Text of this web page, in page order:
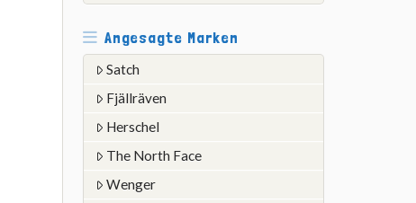
Angesagte Marken
Satch
Fjällräven
Herschel
The North Face
Wenger